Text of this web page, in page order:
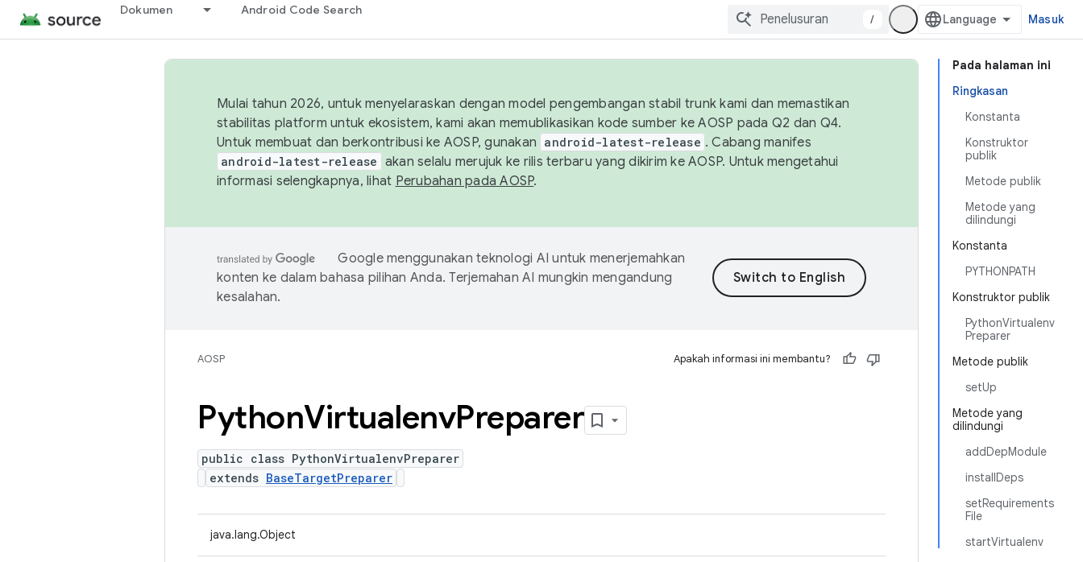
Dokumen Android Code Search
/ Masuk
Pada halaman ini
Ringkasan
Konstanta
Konstruktor
publik
Metode publik
Metode yang
dilindungi
Konstanta
PYTHONPATH
Konstruktor publik
PythonVirtualenv
Preparer
Metode publik
setUp
Metode yang
dilindungi
addDepModule
installDeps
setRequirements
File
startVirtualenv
Mulai tahun 2026, untuk menyelaraskan dengan model pengembangan stabil trunk kami dan memastikan
stabilitas platform untuk ekosistem, kami akan memublikasikan kode sumber ke AOSP pada Q2 dan Q4.
Untuk membuat dan berkontribusi ke AOSP, gunakan android-latest-release . Cabang manifes
android-latest-release akan selalu merujuk ke rilis terbaru yang dikirim ke AOSP. Untuk mengetahui
informasi selengkapnya, lihat Perubahan pada AOSP.
Google menggunakan teknologi AI untuk menerjemahkan
konten ke dalam bahasa pilihan Anda. Terjemahan AI mungkin mengandung
kesalahan.
AOSP Apakah informasi ini membantu?
PythonVirtualenvPreparer
public class PythonVirtualenvPreparer
extends BaseTargetPreparer
java.lang.Object